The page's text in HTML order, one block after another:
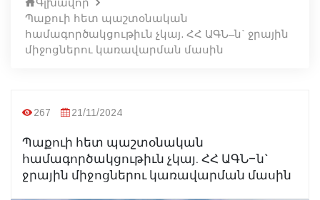
Պաքուի հետ պաշտօնական
համագործակցութիւն չկայ. ՀՀ ԱԳՆ–ն` ջրային
միջոցներու կառավարման մասին
267 21/11/2024
Պաքուի հետ պաշտօնական
համագործակցութիւն չկայ. ՀՀ ԱԳՆ–ն`
ջրային միջոցներու կառավարման մասին